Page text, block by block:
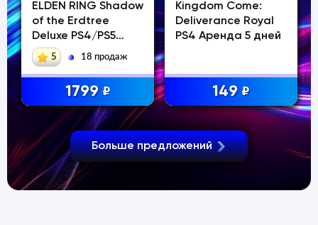
ELDEN RING Shadow
of the Erdtree
Deluxe PS4/PS5
АВТО
5 18 продаж
1799 ₽
Kingdom Come:
Deliverance Royal
PS4 Аренда 5 дней
149 ₽
Больше предложений